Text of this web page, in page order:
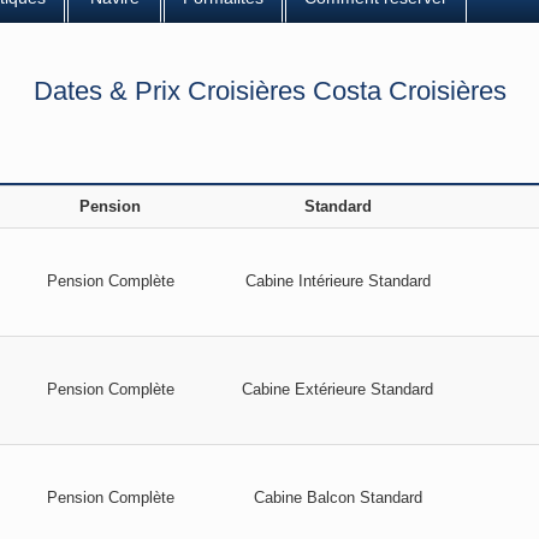
Dates & Prix Croisières Costa Croisières
Pension Standard
Pension Complète Cabine Intérieure Standard
Pension Complète Cabine Extérieure Standard
Pension Complète Cabine Balcon Standard